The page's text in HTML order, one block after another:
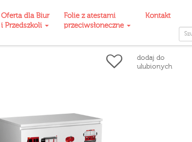
Oferta dla Biur
i Przedszkoli
Folie z atestami
przeciwsłoneczne
Kontakt
dodaj do
ulubionych